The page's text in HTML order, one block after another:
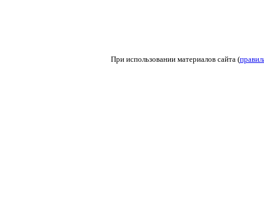
При использовании материалов сайта (